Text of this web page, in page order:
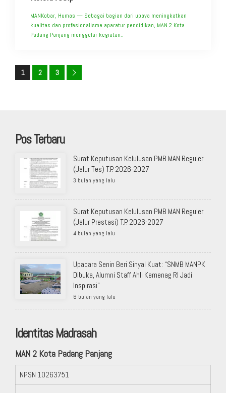
MANKobar, Humas — Sebagai bagian dari upaya meningkatkan
kualitas dan profesionalisme aparatur pendidikan, MAN 2 Kota
Padang Panjang menggelar kegiatan..
1 2 3
Pos Terbaru
Surat Keputusan Kelulusan PMB MAN Reguler
(Jalur Tes) T.P. 2026-2027
3 bulan yang lalu
Surat Keputusan Kelulusan PMB MAN Reguler
(Jalur Prestasi) T.P. 2026-2027
4 bulan yang lalu
Upacara Senin Beri Sinyal Kuat: “SNMB MANPK
Dibuka, Alumni Staff Ahli Kemenag RI Jadi
Inspirasi”
6 bulan yang lalu
Identitas Madrasah
MAN 2 Kota Padang Panjang
NPSN 10263751